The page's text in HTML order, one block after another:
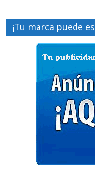
¡Tu marca puede